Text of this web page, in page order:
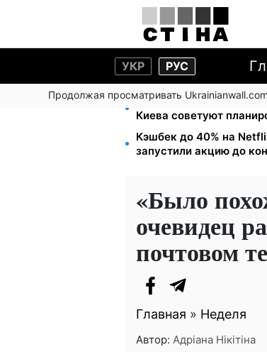
УКР РУС
Продолжая просматриватьМост Метро частично
Киева советуют
Кэшбек до 40% на
запустили акцию до
«Было
очевидец
почтовом
Главная » Неделя
Автор: Адріана Нікітіна